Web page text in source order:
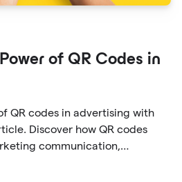
of QR Codes in
QR codes in advertising with
Discover how QR codes
communication,